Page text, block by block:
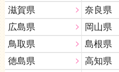
滋賀県
奈良県
広島県
岡山県
鳥取県
島根県
徳島県
高知県